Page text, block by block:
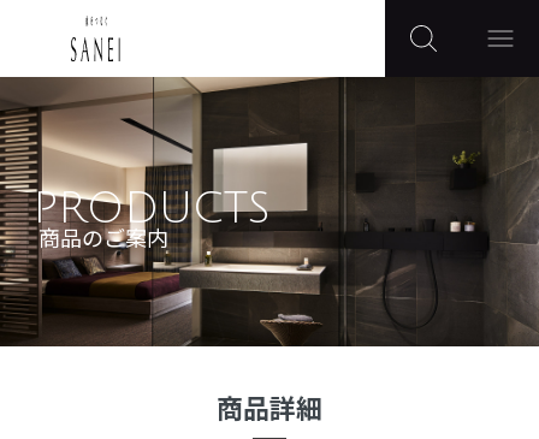
PRODUCTS
商品のご案内
商品詳細